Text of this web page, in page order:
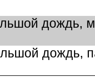
дождь,
дождь,